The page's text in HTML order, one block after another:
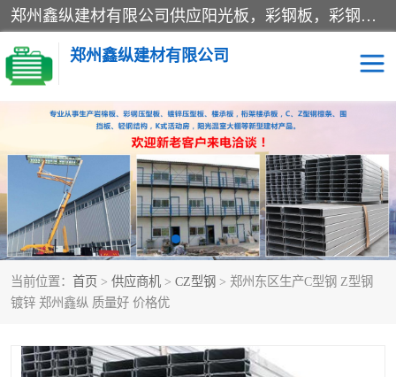
郑州鑫纵建材有限公司供应阳光板，彩钢板，彩钢钢构工程是一家集生产销售租赁安装于一体的企业，主要生产PC采光板，耐力板，仿古琉璃采光板，岩棉板、彩钢压型板、镀锌压型板、桁架楼承板，C、Z型钢檩条、围挡板、轻钢结构，阳光温室大棚等新型建材产品。公司旗下有多台移动式高空压瓦机租赁，承接全国各地业务，专业对外租赁各种型号压瓦机。
郑州鑫纵建材有限公司
当前位置： 首页 > 供应商机 > CZ型钢 > 郑州东区生产C型钢 Z型钢
镀锌 郑州鑫纵 质量好 价格优
高空瓦机租赁 ASA合成树脂仿古瓦
CZ型钢 FRP采光板
PC多层板 PC耐力板
建筑围挡 楼层板
岩棉板 钢结构配件